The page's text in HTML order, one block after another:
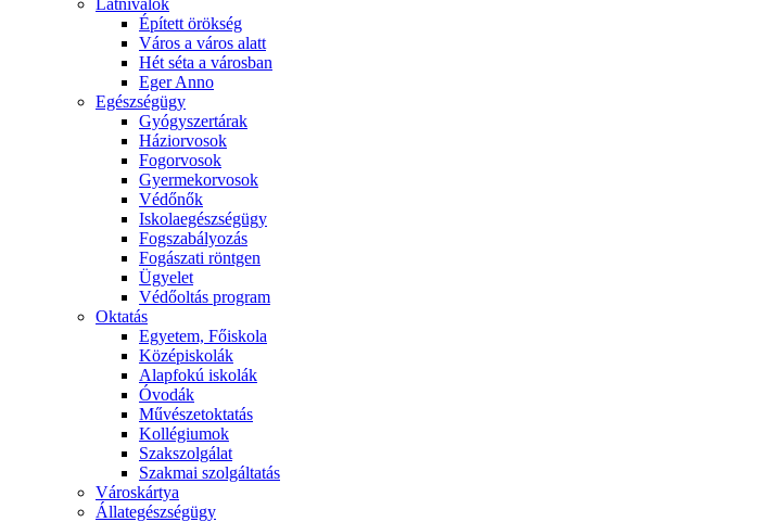
Épített örökség
Város a város alatt
Hét séta a városban
Eger Anno
Egészségügy
Gyógyszertárak
Háziorvosok
Fogorvosok
Gyermekorvosok
Védőnők
Iskolaegészségügy
Fogszabályozás
Fogászati röntgen
Ügyelet
Védőoltás program
Oktatás
Egyetem, Főiskola
Középiskolák
Alapfokú iskolák
Óvodák
Művészetoktatás
Kollégiumok
Szakszolgálat
Szakmai szolgáltatás
Városkártya
Állategészségügy